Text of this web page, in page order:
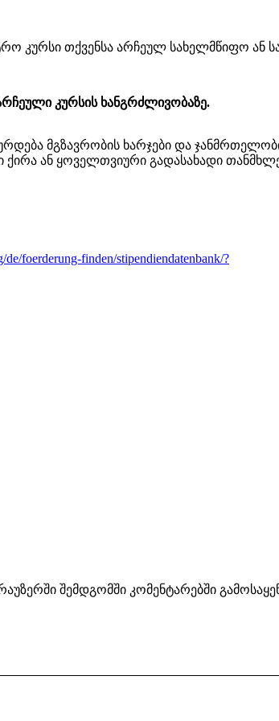
კურსი თქვენსა არჩეულ სახელმწიფო ან
კურსის ხანგრძლივობაზე.
მგზავრობის ხარჯები და
ან ყოველთვიური გადასახადი
foerderung-finden/stipendiendatenbank/?
შემდგომში კომენტარებში